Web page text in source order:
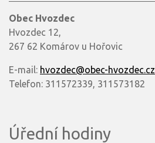
Obec Hvozdec
Hvozdec 12,
267 62 Komárov u Hořovic
E-mail: hvozdec@obec-hvozdec.cz
Telefon: 311572339, 311573182
Úřední hodiny